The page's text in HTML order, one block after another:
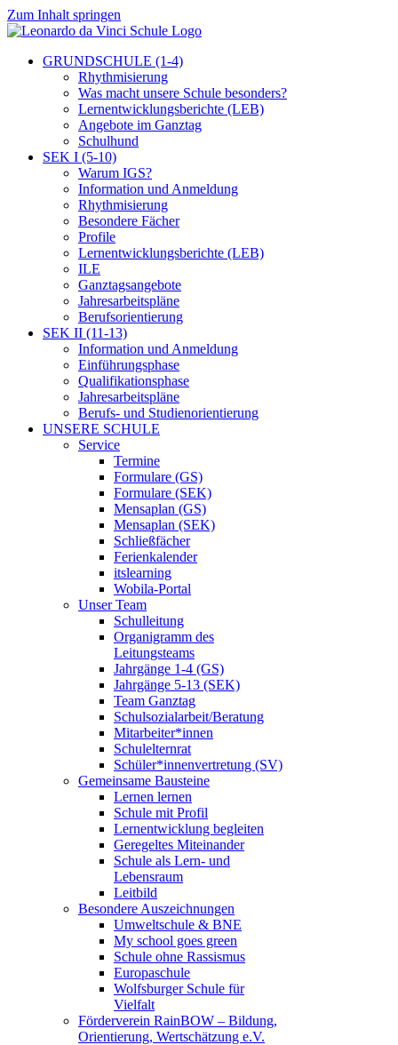
Zum Inhalt springen
GRUNDSCHULE (1-4)
Rhythmisierung
Was macht unsere Schule besonders?
Lernentwicklungsberichte (LEB)
Angebote im Ganztag
Schulhund
SEK I (5-10)
Warum IGS?
Information und Anmeldung
Rhythmisierung
Besondere Fächer
Profile
Lernentwicklungsberichte (LEB)
ILE
Ganztagsangebote
Jahresarbeitspläne
Berufsorientierung
SEK II (11-13)
Information und Anmeldung
Einführungsphase
Qualifikationsphase
Jahresarbeitspläne
Berufs- und Studienorientierung
UNSERE SCHULE
Service
Termine
Formulare (GS)
Formulare (SEK)
Mensaplan (GS)
Mensaplan (SEK)
Schließfächer
Ferienkalender
itslearning
Wobila-Portal
Unser Team
Schulleitung
Organigramm des
Leitungsteams
Jahrgänge 1-4 (GS)
Jahrgänge 5-13 (SEK)
Team Ganztag
Schulsozialarbeit/Beratung
Mitarbeiter*innen
Schulelternrat
Schüler*innenvertretung (SV)
Gemeinsame Bausteine
Lernen lernen
Schule mit Profil
Lernentwicklung begleiten
Geregeltes Miteinander
Schule als Lern- und
Lebensraum
Leitbild
Besondere Auszeichnungen
Umweltschule & BNE
My school goes green
Schule ohne Rassismus
Europaschule
Wolfsburger Schule für
Vielfalt
Förderverein RainBOW – Bildung,
Orientierung, Wertschätzung e.V.